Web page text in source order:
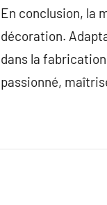
En conclusion, la
décoration.
dans la
passionné,